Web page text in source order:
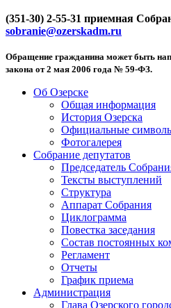
(351-30) 2-55-31 приемная
sobranie@ozerskadm.ru
Обращение гражданина может быть
закона от 2 мая 2006 года № 59-ФЗ.
Об Озерске
Общая информация
История Озерска
Официальные
Фотогалерея
Собрание депутатов
Председатель
Тексты выступлений
Структура
Аппарат Собрания
Циклограмма
Повестка заседания
Состав постоянных
Регламент
Отчеты
График приема
Администрация
Глава Озерского